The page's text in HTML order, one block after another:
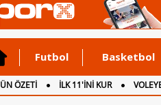
Futbol Basketbol
ÖZETİ İLK 11'İNİ KUR
ANLATIM
İNGİLTERE